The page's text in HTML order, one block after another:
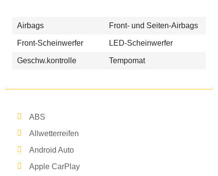
Airbags Front- und Seiten-Airbags
Front-Scheinwerfer LED-Scheinwerfer
Geschw.kontrolle Tempomat
ABS
Allwetterreifen
Android Auto
Apple CarPlay